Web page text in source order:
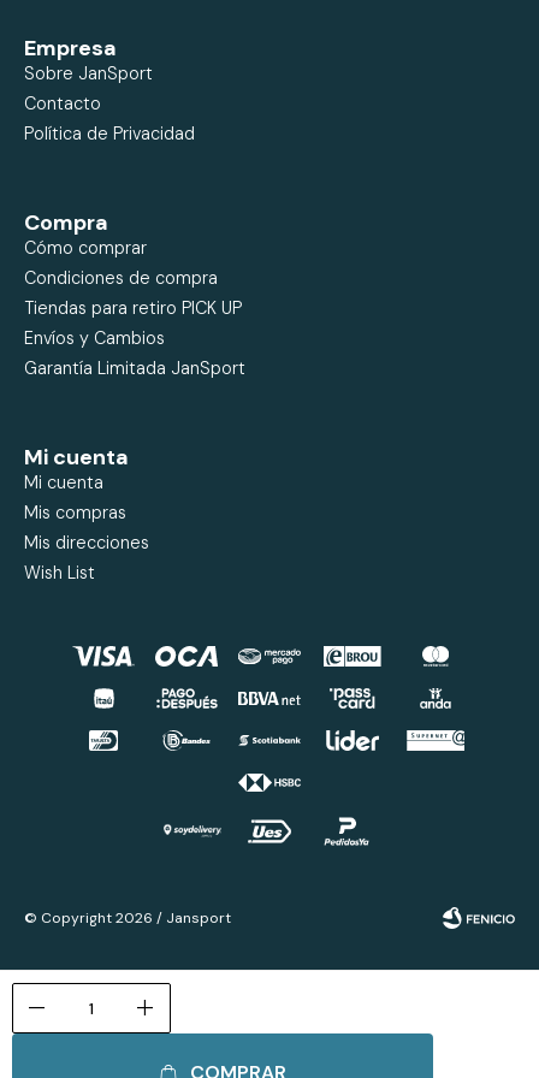
remove add
COMPRAR
Empresa
Sobre JanSport
Contacto
Política de Privacidad
Compra
Cómo comprar
Condiciones de compra
Tiendas para retiro PICK UP
Envíos y Cambios
Garantía Limitada JanSport
Mi cuenta
Mi cuenta
Mis compras
Mis direcciones
Wish List
© Copyright 2026 / Jansport